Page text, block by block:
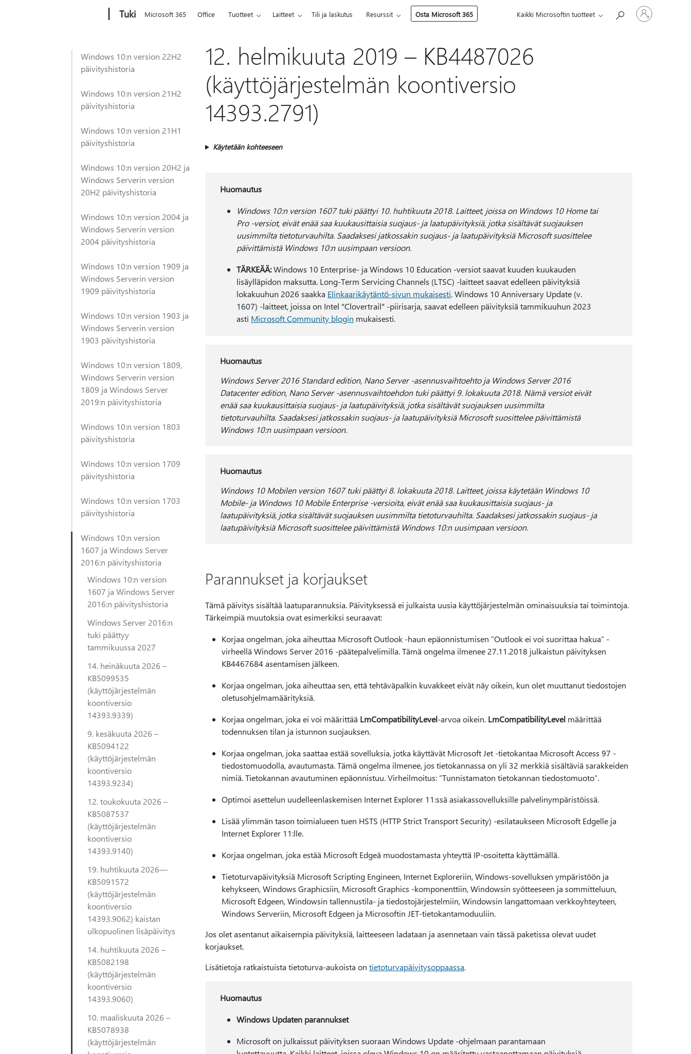
Tuki Microsoft 365 Office Tuotteet Laitteet Tili ja laskutus Resurssit Osta Microsoft 365 Kaikki Microsoftin tuotteet
Kirjaudu
sisään
tilille
Windows 10:n version 22H2
päivityshistoria
Windows 10:n version 21H2
päivityshistoria
Windows 10:n version 21H1
päivityshistoria
Windows 10:n version 20H2 ja
Windows Serverin version
20H2 päivityshistoria
Windows 10:n version 2004 ja
Windows Serverin version
2004 päivityshistoria
Windows 10:n version 1909 ja
Windows Serverin version
1909 päivityshistoria
Windows 10:n version 1903 ja
Windows Serverin version
1903 päivityshistoria
Windows 10:n version 1809,
Windows Serverin version
1809 ja Windows Server
2019:n päivityshistoria
Windows 10:n version 1803
päivityshistoria
Windows 10:n version 1709
päivityshistoria
Windows 10:n version 1703
päivityshistoria
Windows 10:n version
1607 ja Windows Server
2016:n päivityshistoria
Windows 10:n version
1607 ja Windows Server
2016:n päivityshistoria
Windows Server 2016:n
tuki päättyy
tammikuussa 2027
14. heinäkuuta 2026 –
KB5099535
(käyttöjärjestelmän
koontiversio
14393.9339)
9. kesäkuuta 2026 –
KB5094122
(käyttöjärjestelmän
koontiversio
14393.9234)
12. toukokuuta 2026 –
KB5087537
(käyttöjärjestelmän
koontiversio
14393.9140)
19. huhtikuuta 2026—
KB5091572
(käyttöjärjestelmän
koontiversio
14393.9062) kaistan
ulkopuolinen lisäpäivitys
14. huhtikuuta 2026 –
KB5082198
(käyttöjärjestelmän
koontiversio
14393.9060)
10. maaliskuuta 2026 –
KB5078938
(käyttöjärjestelmän
12. helmikuuta 2019 – KB4487026
(käyttöjärjestelmän koontiversio
14393.2791)
Käytetään kohteeseen
Huomautus
Windows 10:n version 1607 tuki päättyi 10. huhtikuuta 2018. Laitteet, joissa on Windows 10 Home tai
Pro -versiot, eivät enää saa kuukausittaisia suojaus- ja laatupäivityksiä, jotka sisältävät suojauksen
uusimmilta tietoturvauhilta. Saadaksesi jatkossakin suojaus- ja laatupäivityksiä Microsoft suosittelee
päivittämistä Windows 10:n uusimpaan versioon.
TÄRKEÄÄ:Windows 10 Enterprise- ja Windows 10 Education -versiot saavat kuuden kuukauden
lisäylläpidon maksutta. Long-Term Servicing Channels (LTSC) -laitteet saavat edelleen päivityksiä
lokakuuhun 2026 saakka Elinkaarikäytäntö-sivun mukaisesti. Windows 10 Anniversary Update (v.
1607) -laitteet, joissa on Intel "Clovertrail" -piirisarja, saavat edelleen päivityksiä tammikuuhun 2023
asti Microsoft Community blogin mukaisesti.
Huomautus
Windows Server 2016 Standard edition, Nano Server -asennusvaihtoehto ja Windows Server 2016
Datacenter edition, Nano Server -asennusvaihtoehdon tuki päättyi 9. lokakuuta 2018. Nämä versiot eivät
enää saa kuukausittaisia suojaus- ja laatupäivityksiä, jotka sisältävät suojauksen uusimmilta
tietoturvauhilta. Saadaksesi jatkossakin suojaus- ja laatupäivityksiä Microsoft suosittelee päivittämistä
Windows 10:n uusimpaan versioon.
Huomautus
Windows 10 Mobilen version 1607 tuki päättyi 8. lokakuuta 2018. Laitteet, joissa käytetään Windows 10
Mobile- ja Windows 10 Mobile Enterprise -versioita, eivät enää saa kuukausittaisia suojaus- ja
laatupäivityksiä, jotka sisältävät suojauksen uusimmilta tietoturvauhilta. Saadaksesi jatkossakin suojaus- ja
laatupäivityksiä Microsoft suosittelee päivittämistä Windows 10:n uusimpaan versioon.
Parannukset ja korjaukset
Tämä päivitys sisältää laatuparannuksia. Päivityksessä ei julkaista uusia käyttöjärjestelmän ominaisuuksia tai toimintoja.
Tärkeimpiä muutoksia ovat esimerkiksi seuraavat:
Korjaa ongelman, joka aiheuttaa Microsoft Outlook -haun epäonnistumisen ”Outlook ei voi suorittaa hakua” -
virheellä Windows Server 2016 -päätepalvelimilla. Tämä ongelma ilmenee 27.11.2018 julkaistun päivityksen
KB4467684 asentamisen jälkeen.
Korjaa ongelman, joka aiheuttaa sen, että tehtäväpalkin kuvakkeet eivät näy oikein, kun olet muuttanut tiedostojen
oletusohjelmamäärityksiä.
Korjaa ongelman, joka ei voi määrittää LmCompatibilityLevel-arvoa oikein. LmCompatibilityLevel määrittää
todennuksen tilan ja istunnon suojauksen.
Korjaa ongelman, joka saattaa estää sovelluksia, jotka käyttävät Microsoft Jet -tietokantaa Microsoft Access 97 -
tiedostomuodolla, avautumasta. Tämä ongelma ilmenee, jos tietokannassa on yli 32 merkkiä sisältäviä sarakkeiden
nimiä. Tietokannan avautuminen epäonnistuu. Virheilmoitus: ”Tunnistamaton tietokannan tiedostomuoto”.
Optimoi asettelun uudelleenlaskemisen Internet Explorer 11:ssä asiakassovelluksille palvelinympäristöissä.
Lisää ylimmän tason toimialueen tuen HSTS (HTTP Strict Transport Security) -esilataukseen Microsoft Edgelle ja
Internet Explorer 11:lle.
Korjaa ongelman, joka estää Microsoft Edgeä muodostamasta yhteyttä IP-osoitetta käyttämällä.
Tietoturvapäivityksiä Microsoft Scripting Engineen, Internet Exploreriin, Windows-sovelluksen ympäristöön ja
kehykseen, Windows Graphicsiin, Microsoft Graphics -komponenttiin, Windowsin syötteeseen ja sommitteluun,
Microsoft Edgeen, Windowsin tallennustila- ja tiedostojärjestelmiin, Windowsin langattomaan verkkoyhteyteen,
Windows Serveriin, Microsoft Edgeen ja Microsoftin JET-tietokantamoduuliin.
Jos olet asentanut aikaisempia päivityksiä, laitteeseen ladataan ja asennetaan vain tässä paketissa olevat uudet
korjaukset.
Lisätietoja ratkaistuista tietoturva-aukoista on tietoturvapäivitysoppaassa.
Huomautus
Windows Updaten parannukset
Microsoft on julkaissut päivityksen suoraan Windows Update -ohjelmaan parantamaan